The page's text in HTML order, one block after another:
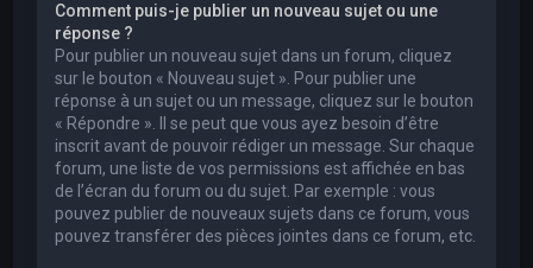
Comment puis-je publier un nouveau sujet ou une
réponse ?
Pour publier un nouveau sujet dans un forum, cliquez
sur le bouton « Nouveau sujet ». Pour publier une
réponse à un sujet ou un message, cliquez sur le bouton
« Répondre ». Il se peut que vous ayez besoin d’être
inscrit avant de pouvoir rédiger un message. Sur chaque
forum, une liste de vos permissions est affichée en bas
de l’écran du forum ou du sujet. Par exemple : vous
pouvez publier de nouveaux sujets dans ce forum, vous
pouvez transférer des pièces jointes dans ce forum, etc.